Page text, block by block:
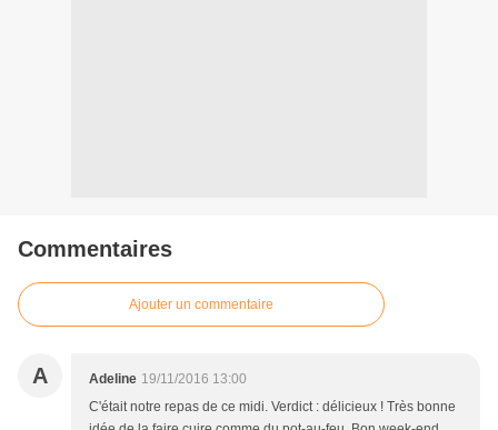
Commentaires
Ajouter un commentaire
A Adeline 19/11/2016 13:00
C'était notre repas de ce midi. Verdict : délicieux ! Très bonne